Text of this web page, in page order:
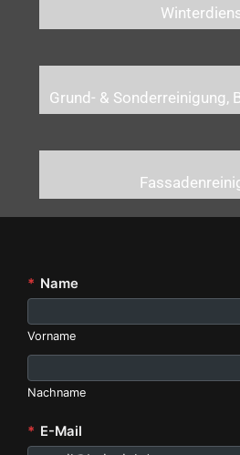
Grund- & Sonderreinigung,
* Name
Vorname
Nachname
* E-Mail